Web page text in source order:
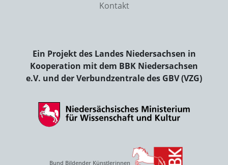
Kontakt
Ein Projekt des Landes Niedersachsen in
Kooperation mit dem BBK Niedersachsen
e.V. und der Verbundzentrale des GBV (VZG)
Bund Bildender Künstlerinnen